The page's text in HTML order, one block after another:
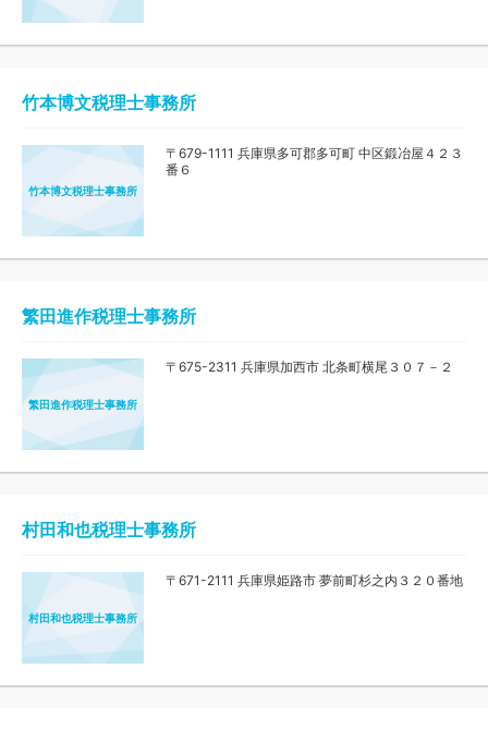
竹本博文税理士事務所
竹本博文税理士事務所
〒679-1111 兵庫県多可郡多可町 中区鍛冶屋４２３
番６
繁田進作税理士事務所
繁田進作税理士事務所
〒675-2311 兵庫県加西市 北条町横尾３０７－２
村田和也税理士事務所
村田和也税理士事務所
〒671-2111 兵庫県姫路市 夢前町杉之内３２０番地